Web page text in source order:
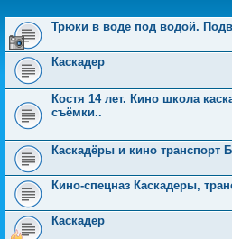
Трюки в воде под водой.
Каскадер
Костя 14 лет. Кино школа
съёмки..
Каскадёры и кино
Кино-спецназ Каскадеры,
Каскадер